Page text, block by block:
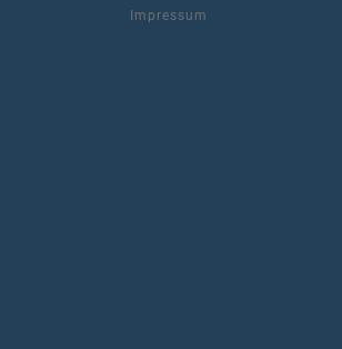
Impressum